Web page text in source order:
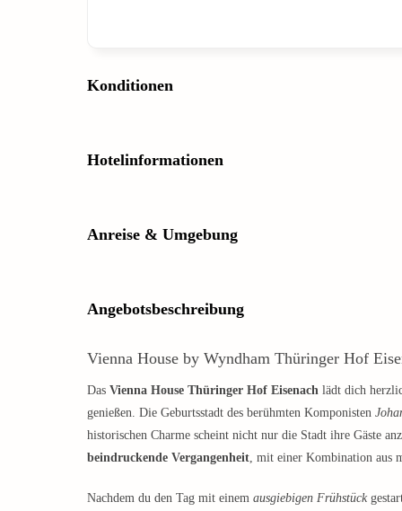
Konditionen
Hotelinformationen
Anreise & Umgebung
Angebotsbeschreibung
Vienna House by Wyndham Thüringer Hof
Das Vienna House Thüringer Hof Eisenach lädt dich
genießen. Die Geburtsstadt des berühmten Komponisten
historischen Charme scheint nicht nur die Stadt ihre Gäste
beindruckende Vergangenheit , mit einer Kombination aus
Nachdem du den Tag mit einem ausgiebigen Frühstück